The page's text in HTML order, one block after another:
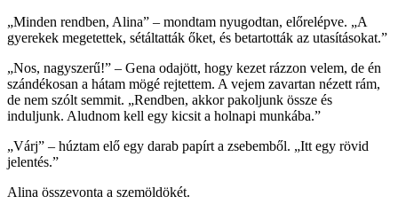
„Minden rendben, Alina” – mondtam nyugodtan, előrelépve. „A
gyerekek megetettek, sétáltatták őket, és betartották az utasításokat.”
„Nos, nagyszerű!” – Gena odajött, hogy kezet rázzon velem, de én
szándékosan a hátam mögé rejtettem. A vejem zavartan nézett rám,
de nem szólt semmit. „Rendben, akkor pakoljunk össze és
induljunk. Aludnom kell egy kicsit a holnapi munkába.”
„Várj” – húztam elő egy darab papírt a zsebemből. „Itt egy rövid
jelentés.”
Alina összevonta a szemöldökét.